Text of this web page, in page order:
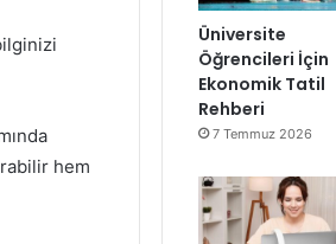
hem
Üniversite
Öğrencileri İçin
Ekonomik Tatil
Rehberi
7 Temmuz 2026